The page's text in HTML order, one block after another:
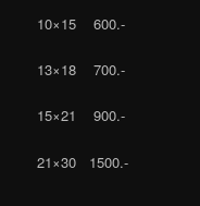
10×15 600.-
13×18 700.-
15×21 900.-
21×30 1500.-